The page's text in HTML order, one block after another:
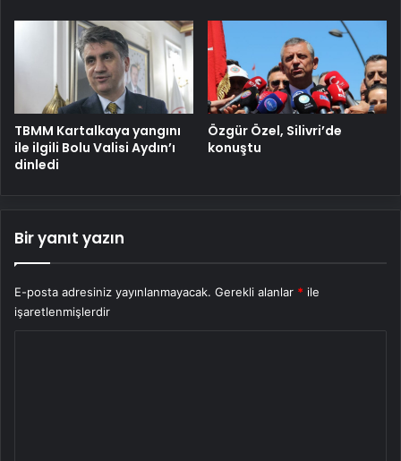
TBMM Kartalkaya yangını
ile ilgili Bolu Valisi Aydın’ı
dinledi
Özgür Özel, Silivri’de
konuştu
Bir yanıt yazın
E-posta adresiniz yayınlanmayacak. Gerekli alanlar * ile
işaretlenmişlerdir